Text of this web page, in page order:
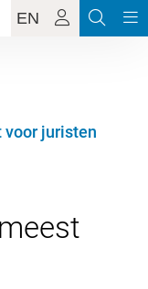
EN
voor juristen